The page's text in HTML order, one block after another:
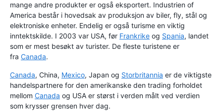
mange andre produkter er også eksportert. Industrien of
America består i hovedsak av produksjon av biler, fly, stål og
elektroniske enheter. Endelig er også turisme en viktig
inntektskilde. I 2003 var USA, før Frankrike og Spania, landet
som er mest besøkt av turister. De fleste turistene er
fra Canada.
Canada, China, Mexico, Japan og Storbritannia er de viktigste
handelspartnere for den amerikanske den trading forholdet
mellom Canada og USA er størst i verden målt ved verdien
som krysser grensen hver dag.